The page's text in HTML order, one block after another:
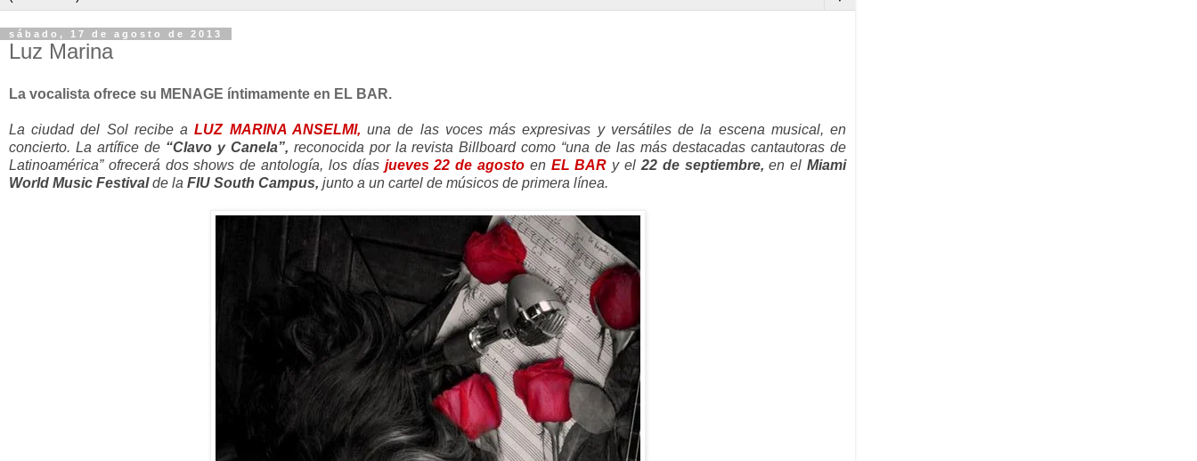
sábado, 17 de agosto de 2013
Luz Marina
La vocalista ofrece su MENAGE íntimamente en EL BAR.
La ciudad del Sol recibe aLUZ MARINA ANSELMI,una de las voces más expresivas y versátiles de la escena musical, en
concierto. La artífice de “Clavo y Canela”, reconocida por la revista Billboard como “una de las más destacadas cantautoras de
Latinoamérica” ofrecerá dos shows de antología, los días jueves 22 de agosto en EL BAR y el 22 de septiembre, en elMiami
World Music Festivalde la FIU South Campus, junto a un cartel de músicos de primera línea.